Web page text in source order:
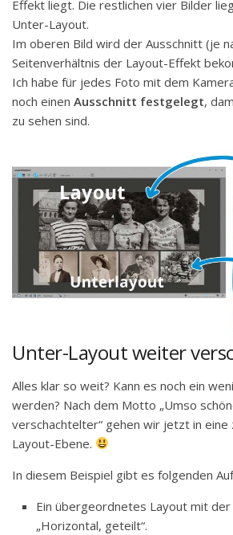
Effekt liegt. Die restlichen vier Bilder
Unter-Layout.
Im oberen Bild wird der Ausschnitt (je
Seitenverhältnis der Layout-Effekt
Ich habe für jedes Foto mit dem
noch einen Ausschnitt festgelegt,
zu sehen sind.
Unter-Layout weiter
Alles klar so weit? Kann es noch ein
werden? Nach dem Motto „Umso
verschachtelter“ gehen wir jetzt in
Layout-Ebene.
In diesem Beispiel gibt es folgenden
Ein übergeordnetes Layout mit der
„Horizontal, geteilt“.